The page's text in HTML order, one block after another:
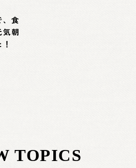
、食
気朝
TOPICS